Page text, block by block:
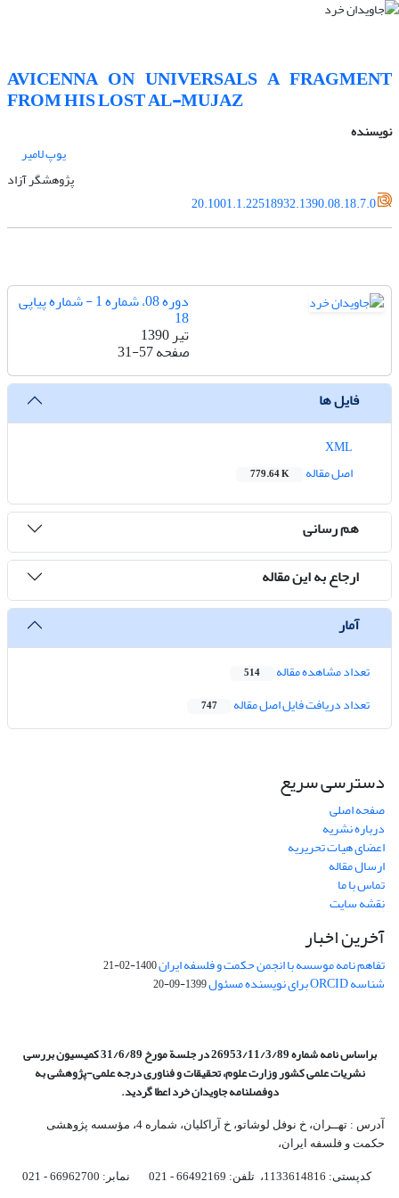
AVICENNA ON UNIVERSALS A FRAGMENT
FROM HIS LOST AL-MUJAZ
نویسنده
یوپ لامیر
پژوهشگر آزاد
20.1001.1.22518932.1390.08.18.7.0
دوره 08، شماره 1 - شماره پیاپی
18
تیر 1390
صفحه31-57
فایل ها
اصل مقاله
779.64 K
هم رسانی
ارجاع به این مقاله
آمار
تعداد مشاهده مقاله 514
تعداد دریافت فایل اصل مقاله 747
دسترسی سریع
صفحه اصلی
درباره نشریه
اعضای هیات تحریریه
ارسال مقاله
تماس با ما
نقشه سایت
آخرین اخبار
تفاهم نامه موسسه با انجمن حکمت و فلسفه ایران1400-02-21
شناسه ORCID برای نویسنده مسئول 1399-09-20
براساس نامه شماره 26953/11/3/89 در جلسة مورخ 31/6/89 کمیسیون
بررسی
نشریات علمی کشور وزارت علوم، تحقیقات و فناوری درجه علمی‌-پژوهشیبه
دوفصلنامه جاویدان خرد اعطا گردید.
آدرس : تهــران، خ نوفل لوشاتو، خ آراکلیان، شماره 4،‌ مؤسسه پژوهشی
حکمت و فلسفه ایران،‌
کدپستی: 1133614816، تلفن: 66492169 - 021 نمابر: 66962700 - 021